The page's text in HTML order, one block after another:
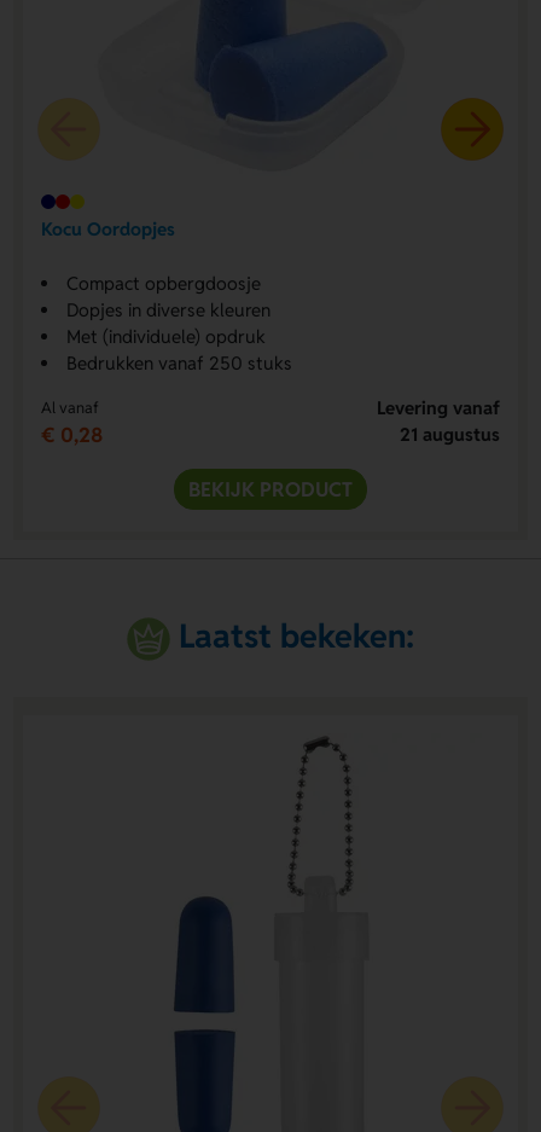
Kocu Oordopjes
Compact opbergdoosje
Dopjes in diverse kleuren
Met (individuele) opdruk
Bedrukken vanaf 250 stuks
Al vanaf
€ 0,28
Levering vanaf
21 augustus
BEKIJK PRODUCT
Laatst bekeken: